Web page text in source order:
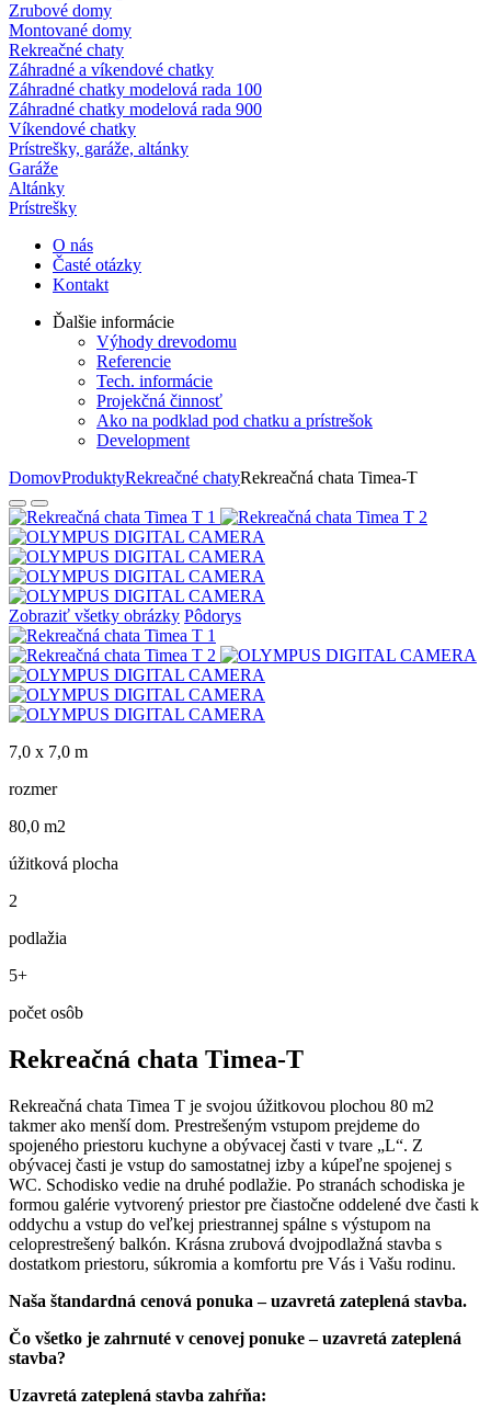
Zrubové domy
Montované domy
Rekreačné chaty
Záhradné a víkendové chatky
Záhradné chatky modelová rada 100
Záhradné chatky modelová rada 900
Víkendové chatky
Prístrešky, garáže, altánky
Garáže
Altánky
Prístrešky
O nás
Časté otázky
Kontakt
Ďalšie informácie
Výhody drevodomu
Referencie
Tech. informácie
Projekčná činnosť
Ako na podklad pod chatku a prístrešok
Development
DomovProduktyRekreačné chatyRekreačná chata Timea-T
Zobraziť všetky obrázky Pôdorys
7,0 x 7,0 m
rozmer
80,0 m2
úžitková plocha
2
podlažia
5+
počet osôb
Rekreačná chata Timea-T
Rekreačná chata Timea T je svojou úžitkovou plochou 80 m2
takmer ako menší dom. Prestrešeným vstupom prejdeme do
spojeného priestoru kuchyne a obývacej časti v tvare „L“. Z
obývacej časti je vstup do samostatnej izby a kúpeľne spojenej s
WC. Schodisko vedie na druhé podlažie. Po stranách schodiska je
formou galérie vytvorený priestor pre čiastočne oddelené dve časti k
oddychu a vstup do veľkej priestrannej spálne s výstupom na
celoprestrešený balkón. Krásna zrubová dvojpodlažná stavba s
dostatkom priestoru, súkromia a komfortu pre Vás i Vašu rodinu.
Naša štandardná cenová ponuka – uzavretá zateplená stavba.
Čo všetko je zahrnuté v cenovej ponuke – uzavretá zateplená
stavba?
Uzavretá zateplená stavba zahŕňa: